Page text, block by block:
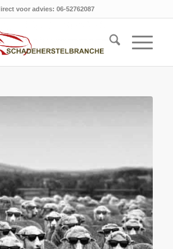
voor advies: 06-52762087